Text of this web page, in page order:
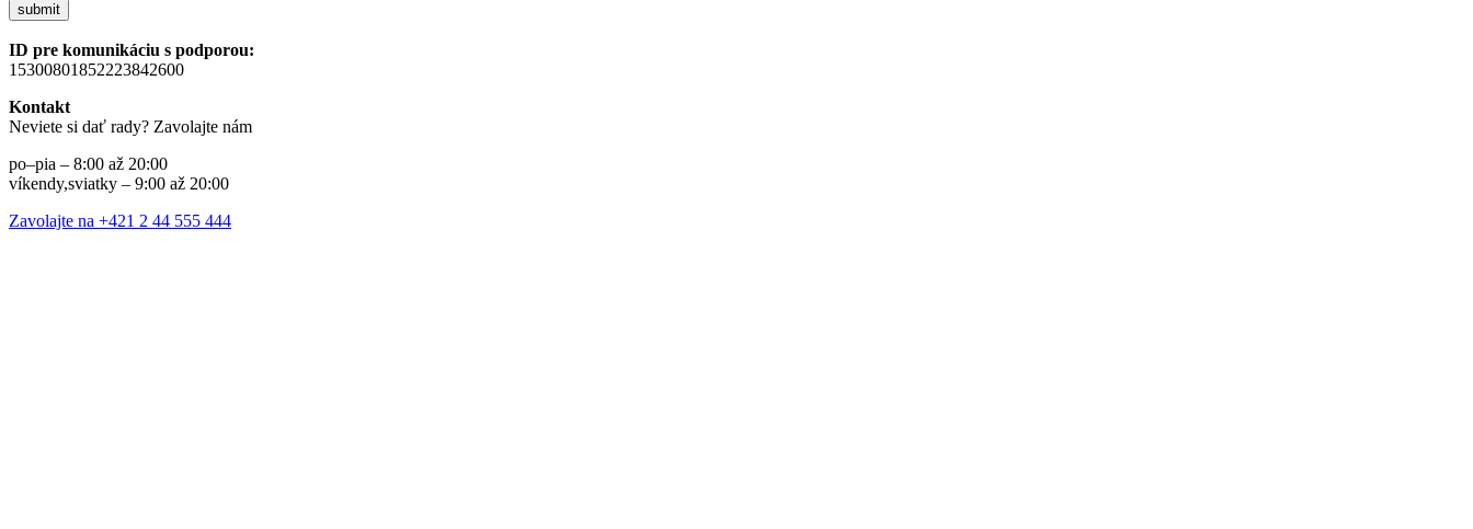
submit
ID pre komunikáciu s podporou:
15300801852223842600
Kontakt
Neviete si dať rady? Zavolajte nám
po–pia – 8:00 až 20:00
víkendy,sviatky – 9:00 až 20:00
Zavolajte na +421 2 44 555 444